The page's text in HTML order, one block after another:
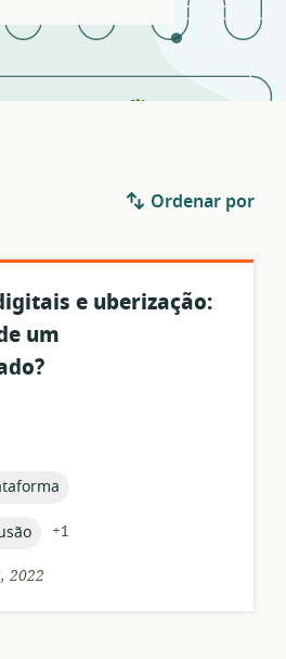
Ordenar por
e uberização:
um
+1
2022